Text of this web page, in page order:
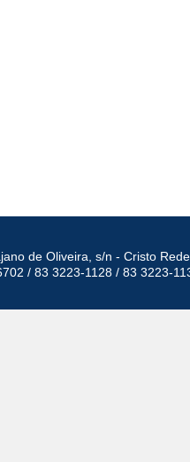
de Oliveira, s/n - Cristo
/ 83 3223-1128 / 83 3223-